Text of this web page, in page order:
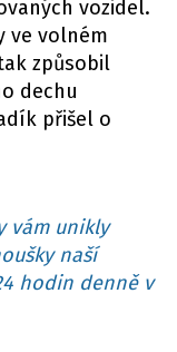
vozidel.
ve volném
způsobil
dechu
přišel o
vám unikly
naší
hodin denně v